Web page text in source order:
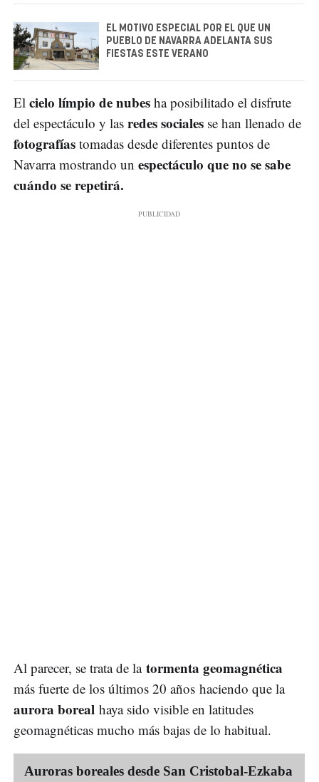
EL MOTIVO ESPECIAL POR EL QUE UN
PUEBLO DE NAVARRA ADELANTA SUS
FIESTAS ESTE VERANO
El cielo límpio de nubes ha posibilitado el disfrute
del espectáculo y las redes sociales se han llenado de
fotografías tomadas desde diferentes puntos de
Navarra mostrando un espectáculo que no se sabe
cuándo se repetirá.
Al parecer, se trata de latormenta geomagnética
más fuerte de los últimos 20 años haciendo que la
aurora boreal haya sido visible en latitudes
geomagnéticas mucho más bajas de lo habitual.
Auroras boreales desde San Cristobal-Ezkaba